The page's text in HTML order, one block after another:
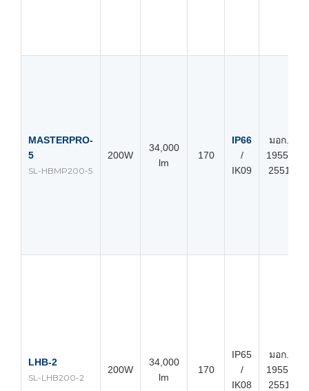
MASTERPRO-
5
SL-HBMP200-5
200W
34,000
lm
170
IP66
/
IK09
มอก.
1955-
2551
LHB-2
SL-LHB200-2
200W
34,000
lm
170
IP65
/
IK08
มอก.
1955-
2551